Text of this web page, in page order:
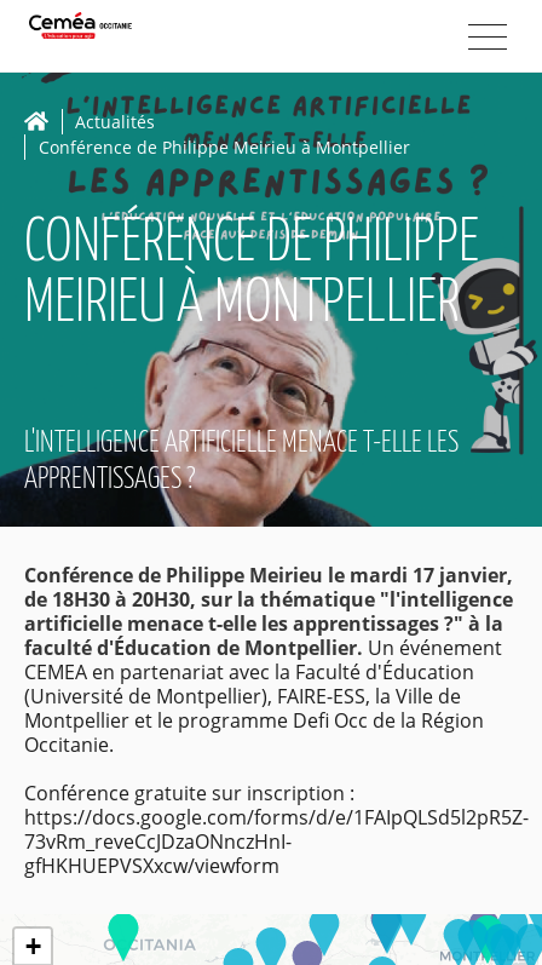
Actualités
Conférence de Philippe Meirieu à Montpellier
CONFÉRENCE DE PHILIPPE
MEIRIEU À MONTPELLIER
L'INTELLIGENCE ARTIFICIELLE MENACE T-ELLE LES
APPRENTISSAGES ?
Conférence de Philippe Meirieu le mardi 17 janvier,
de 18H30 à 20H30, sur la thématique "l'intelligence
artificielle menace t-elle les apprentissages ?" à la
faculté d'Éducation de Montpellier. Un événement
CEMEA en partenariat avec la Faculté d'Éducation
(Université de Montpellier), FAIRE-ESS, la Ville de
Montpellier et le programme Defi Occ de la Région
Occitanie.
Conférence gratuite sur inscription :
https://docs.google.com/forms/d/e/1FAIpQLSd5l2pR5Z-
73vRm_reveCcJDzaONnczHnI-
gfHKHUEPVSXxcw/viewform
+